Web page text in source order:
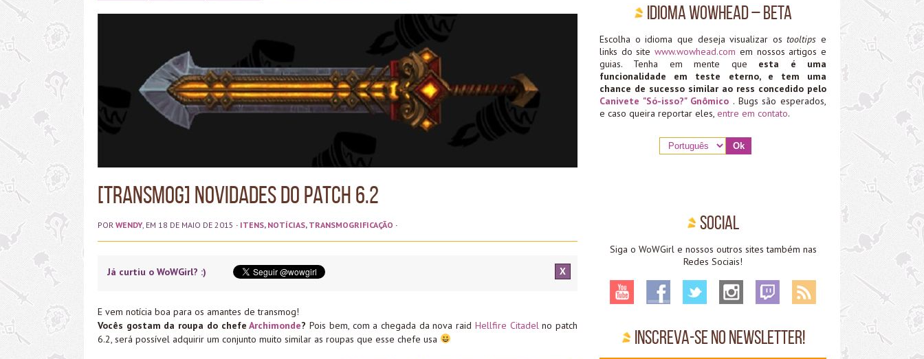
[Transmog] Novidades do Patch 6.2
POR WENDY, EM 18 DE MAIO DE 2015 · ITENS, NOTÍCIAS, TRANSMOGRIFICAÇÃO ·
Já curtiu o WoWGirl? :) X
E vem notícia boa para os amantes de transmog!
Vocês gostam da roupa do chefeArchimonde? Pois bem, com a chegada da nova raid Hellfire Citadelno patch
6.2, será possível adquirir um conjunto muito similar as roupas que esse chefe usa
Idioma WoWHead – Beta
Escolha o idioma que deseja visualizar ostooltips e
links do sitewww.wowhead.com em nossos artigos e
guias. Tenha em mente que esta é uma
funcionalidade em teste eterno, e tem uma
chance de sucesso similar ao ress concedido pelo
Canivete "Só-isso?" Gnômico . Bugs são esperados,
e caso queira reportar eles, entre em contato.
Social
Siga o WoWGirl e nossos outros sites também nas
Redes Sociais!
Inscreva-se no Newsletter!